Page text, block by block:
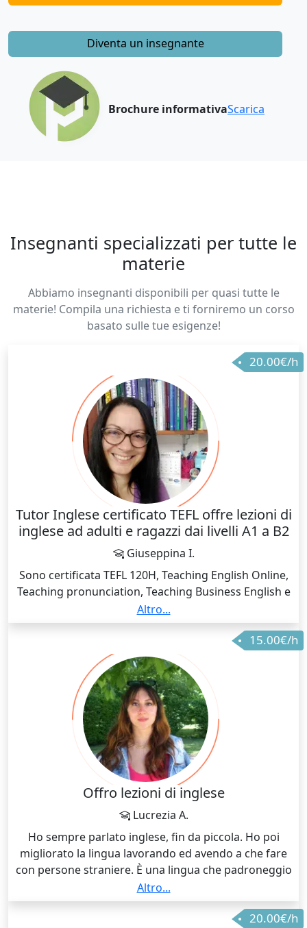
Diventa un insegnante
Brochure informativaScarica
Insegnanti specializzati per tutte le
materie
Abbiamo insegnanti disponibili per quasi tutte le
materie! Compila una richiesta e ti forniremo un corso
basato sulle tue esigenze!
20.00€/h
Tutor Inglese certificato TEFL offre lezioni di
inglese ad adulti e ragazzi dai livelli A1 a B2
Giuseppina I.
Sono certificata TEFL 120H, Teaching English Online,
Teaching pronunciation, Teaching Business English e
Teaching exam preparation. Posso aiutarti in vari
aspetti della lingua, dall'inglese generale alla sola
conversazione alla preparazione di una certificazione
all'inglese commerciale. Ho un'esperienza di 3 anni di
tutoraggio privato e di quasi due su piattaforma
giapponese dove ho insegnato principalmente ad
adulti e ragazzi universitari.
Altro...
15.00€/h
Offro lezioni di inglese
Lucrezia A.
Ho sempre parlato inglese, fin da piccola. Ho poi
migliorato la lingua lavorando ed avendo a che fare
con persone straniere. È una lingua che padroneggio
bene, all’università ho fatto anche un corso
interamente in lingua, specifico per le scienze
politiche. Offro lezioni e ripetizioni di inglese.
Altro...
20.00€/h